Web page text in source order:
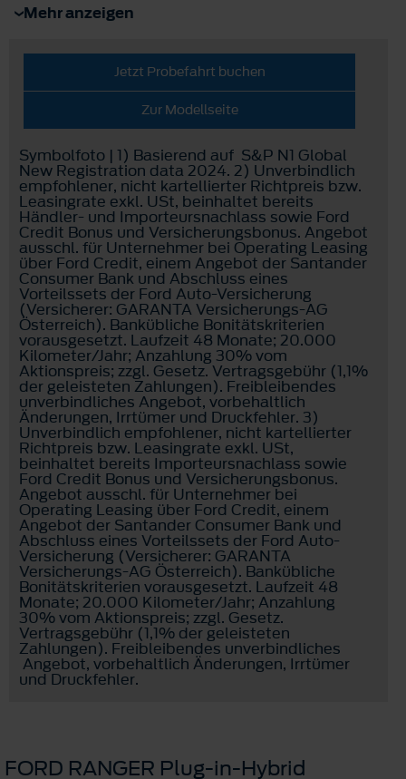
Mehr anzeigen
Jetzt Probefahrt buchen
Zur Modellseite
Symbolfoto | 1) Basierend auf S&P N1 Global
New Registration data 2024. 2) Unverbindlich
empfohlener, nicht kartellierter Richtpreis bzw.
Leasingrate exkl. USt, beinhaltet bereits
Händler- und Importeursnachlass sowie Ford
Credit Bonus und Versicherungsbonus. Angebot
ausschl. für Unternehmer bei Operating Leasing
über Ford Credit, einem Angebot der Santander
Consumer Bank und Abschluss eines
Vorteilssets der Ford Auto-Versicherung
(Versicherer: GARANTA Versicherungs-AG
Österreich). Bankübliche Bonitätskriterien
vorausgesetzt. Laufzeit 48 Monate; 20.000
Kilometer/Jahr; Anzahlung 30% vom
Aktionspreis; zzgl. Gesetz. Vertragsgebühr (1,1%
der geleisteten Zahlungen). Freibleibendes
unverbindliches Angebot, vorbehaltlich
Änderungen, Irrtümer und Druckfehler. 3)
Unverbindlich empfohlener, nicht kartellierter
Richtpreis bzw. Leasingrate exkl. USt,
beinhaltet bereits Importeursnachlass sowie
Ford Credit Bonus und Versicherungsbonus.
Angebot ausschl. für Unternehmer bei
Operating Leasing über Ford Credit, einem
Angebot der Santander Consumer Bank und
Abschluss eines Vorteilssets der Ford Auto-
Versicherung (Versicherer: GARANTA
Versicherungs-AG Österreich). Bankübliche
Bonitätskriterien vorausgesetzt. Laufzeit 48
Monate; 20.000 Kilometer/Jahr; Anzahlung
30% vom Aktionspreis; zzgl. Gesetz.
Vertragsgebühr (1,1% der geleisteten
Zahlungen). Freibleibendes unverbindliches
Angebot, vorbehaltlich Änderungen, Irrtümer
und Druckfehler.
FORD RANGER Plug-in-Hybrid